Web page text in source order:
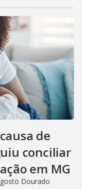
de
conciliar
em MG
Dourado